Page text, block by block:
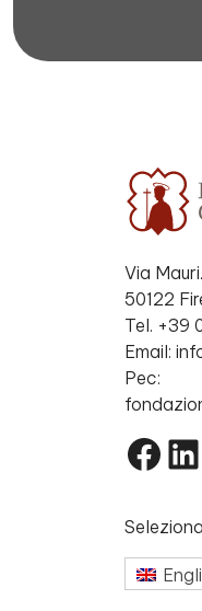
Via
50122
Tel. +39
Email:
Pec: